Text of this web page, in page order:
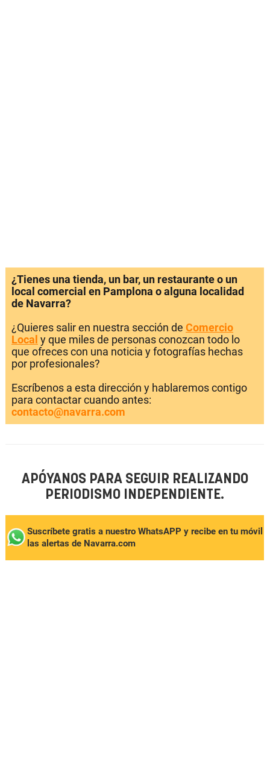
¿Tienes una tienda, un bar, un restaurante o un
local comercial en Pamplona o alguna localidad
de Navarra?
¿Quieres salir en nuestra sección de Comercio
Local y que miles de personas conozcan todo lo
que ofreces con una noticia y fotografías hechas
por profesionales?
Escríbenos a esta dirección y hablaremos contigo
para contactar cuando antes:
contacto@navarra.com
APÓYANOS PARA SEGUIR REALIZANDO
PERIODISMO INDEPENDIENTE.
Suscríbete gratis a nuestro WhatsAPP y recibe en tu móvil
las alertas de Navarra.com